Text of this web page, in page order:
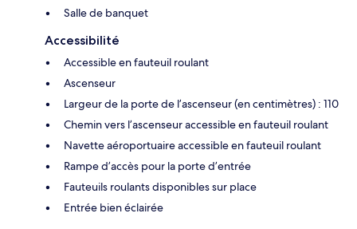
Salle de banquet
Accessibilité
Accessible en fauteuil roulant
Ascenseur
Largeur de la porte de l’ascenseur (en centimètres) : 110
Chemin vers l’ascenseur accessible en fauteuil roulant
Navette aéroportuaire accessible en fauteuil roulant
Rampe d’accès pour la porte d’entrée
Fauteuils roulants disponibles sur place
Entrée bien éclairée